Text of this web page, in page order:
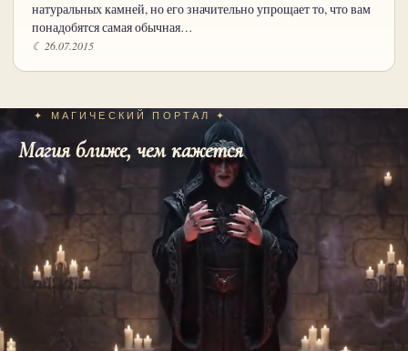
натуральных камней, но его значительно упрощает то, что вам
понадобятся самая обычная…
☾ 26.07.2015
✦ МАГИЧЕСКИЙ ПОРТАЛ ✦
Магия ближе, чем кажется